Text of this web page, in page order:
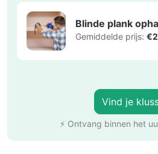
Blinde plank
Gemiddelde prijs:
Vind je
⚡ Ontvang binnen het